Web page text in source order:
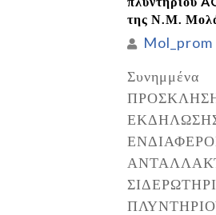
της Ν.Μ.
Mol_prom
Συνημμένα